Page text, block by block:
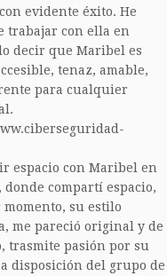
con evidente éxito. He
trabajar con ella en
decir que Maribel es
tenaz, amable,
para cualquier
espacio con Maribel en
donde compartí espacio,
su estilo
me pareció original y de
trasmite pasión por su
disposición del grupo de